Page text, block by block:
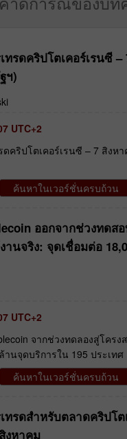
รดคริปโตเคอร์เรนซี –
ฯ)
UTC+2
คริปโตเคอร์เรนซี – 7 สิงห
ค้นหาในเวอร์ชั่นครบถ้วน
ออกจากช่วงทดสอ
านจริง: จุดเชื่อมต่อ
UTC+2
จากช่วงทดลองสู่โครง
านจุดบริการใน 195 ประเทศ
ค้นหาในเวอร์ชั่นครบถ้วน
ทรดสำหรับตลาดคริปโต
งหาคม